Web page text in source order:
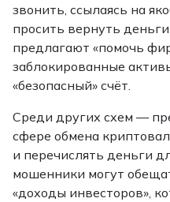
звонить, ссылаясь на
просить вернуть
предлагают «помочь
заблокированные
«безопасный» счёт.
Среди других схем —
сфере обмена
и перечислять деньги
мошенники могут
«доходы инвесторов»,